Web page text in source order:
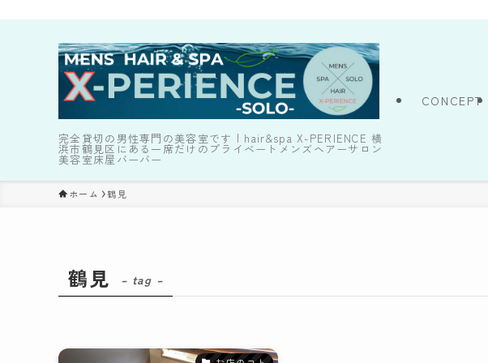
完全貸切の男性専門の美容室です | hair&spa X-PERIENCE 横
浜市鶴見区にある一席だけのプライベートメンズヘアーサロン
美容室床屋バーバー
CONCEPT
ホーム 鶴見
鶴見 – tag –